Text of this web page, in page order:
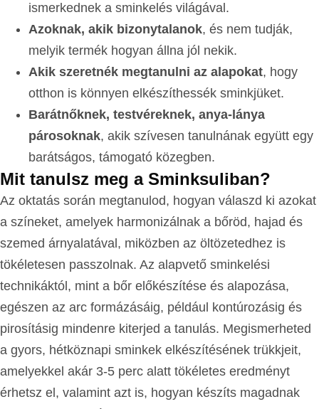
ismerkednek a sminkelés világával.
Azoknak, akik bizonytalanok, és nem tudják,
melyik termék hogyan állna jól nekik.
Akik szeretnék megtanulni az alapokat, hogy
otthon is könnyen elkészíthessék sminkjüket.
Barátnőknek, testvéreknek, anya-lánya
párosoknak, akik szívesen tanulnának együtt egy
barátságos, támogató közegben.
Mit tanulsz meg a Sminksuliban?
Az oktatás során megtanulod, hogyan válaszd ki azokat
a színeket, amelyek harmonizálnak a bőröd, hajad és
szemed árnyalatával, miközben az öltözetedhez is
tökéletesen passzolnak. Az alapvető sminkelési
technikáktól, mint a bőr előkészítése és alapozása,
egészen az arc formázásáig, például kontúrozásig és
pirosításig mindenre kiterjed a tanulás. Megismerheted
a gyors, hétköznapi sminkek elkészítésének trükkjeit,
amelyekkel akár 3-5 perc alatt tökéletes eredményt
érhetsz el, valamint azt is, hogyan készíts magadnak